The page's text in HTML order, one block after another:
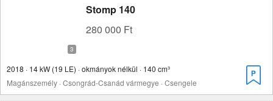
Stomp 140
280 000 Ft
2018 · 14 kW (19 LE) · okmányok nélkül · 140 cm³
Magánszemély · Csongrád-Csanád vármegye · Csengele